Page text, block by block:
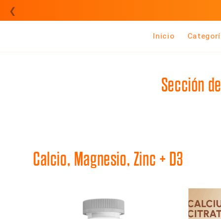
❮
directamente
al contenido
Inicio
Sección
Calcio, Magnesio, Zinc + D3